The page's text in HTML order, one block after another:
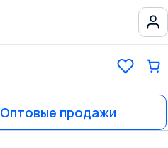
Оптовые продажи